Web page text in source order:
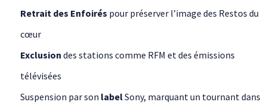
Retrait des Enfoirés pour préserver l’image des Restos du
cœur
Exclusion des stations comme RFM et des émissions
télévisées
Suspension par son labelSony, marquant un tournant dans